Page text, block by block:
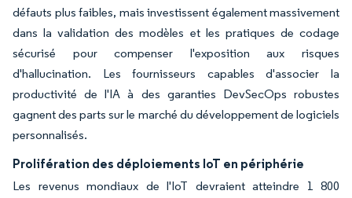
défauts plus faibles, mais investissent également massivement
dans la validation des modèles et les pratiques de codage
sécurisé pour compenser l'exposition aux risques
d'hallucination. Les fournisseurs capables d'associer la
productivité de l'IA à des garanties DevSecOps robustes
gagnent des parts sur le marché du développement de logiciels
personnalisés.
Prolifération des déploiements IoT en périphérie
Les revenus mondiaux de l'IoT devraient atteindre 1 800